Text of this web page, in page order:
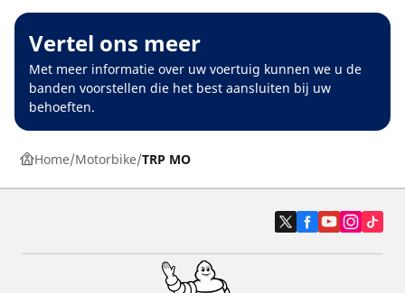
Vertel ons meer
Met meer informatie over uw voertuig kunnen we u de
banden voorstellen die het best aansluiten bij uw
behoeften.
Home Motorbike TRP MO